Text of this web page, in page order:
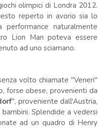
olimpici di Londra 2012.
reperto in avorio sia lo
naturalmente
Lion Man poteva essere
ad uno sciamano.
volto chiamate "Veneri"
forse obese, provenienti da
", proveniente dall'Austria,
Splendide a vedersi
ad un quadro di Henry